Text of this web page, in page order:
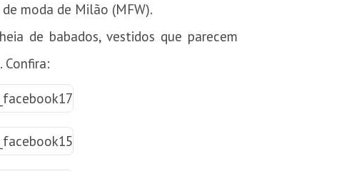
moda de Milão (MFW).
de babados, vestidos que parecem